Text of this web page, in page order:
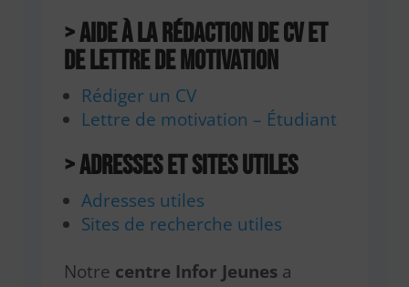
> Aide à la rédaction de CV et
de lettre de motivation
Rédiger un CV
Lettre de motivation – Étudiant
> Adresses et sites utiles
Adresses utiles
Sites de recherche utiles
Notre centre Infor Jeunes a